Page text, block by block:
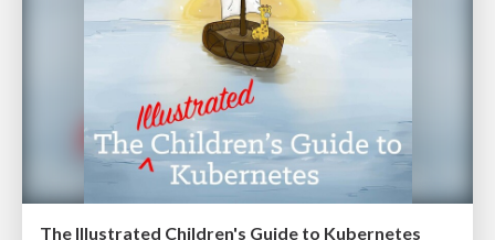
The Illustrated Children's Guide to Kubernetes